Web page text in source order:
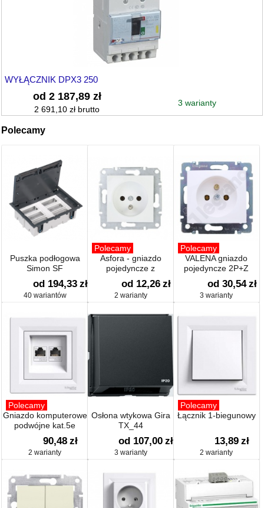
WYŁĄCZNIK DPX3 250
od 2 187,89 zł
2 691,10 zł brutto
3 warianty
Polecamy
Puszka podłogowa
Simon SF
od 194,33 zł
40 wariantów
Polecamy
Asfora - gniazdo
pojedyncze z
uziemieniem
od 12,26 zł
2 warianty
Polecamy
VALENA gniazdo
pojedyncze 2P+Z
od 30,54 zł
3 warianty
Polecamy
Gniazdo komputerowe
podwójne kat.5e
90,48 zł
2 warianty
Osłona wtykowa Gira
TX_44
od 107,00 zł
3 warianty
Polecamy
Łącznik 1-biegunowy
13,89 zł
2 warianty